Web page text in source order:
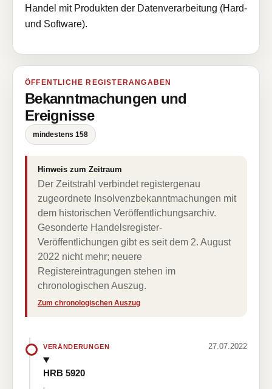
Handel mit Produkten der Datenverarbeitung (Hard-
und Software).
ÖFFENTLICHE REGISTERANGABEN
Bekanntmachungen und
Ereignisse
mindestens 158
Hinweis zum Zeitraum
Der Zeitstrahl verbindet registergenau
zugeordnete Insolvenzbekanntmachungen mit
dem historischen Veröffentlichungsarchiv.
Gesonderte Handelsregister-
Veröffentlichungen gibt es seit dem 2. August
2022 nicht mehr; neuere
Registereintragungen stehen im
chronologischen Auszug.
Zum chronologischen Auszug
VERÄNDERUNGEN 27.07.2022
HRB 5920